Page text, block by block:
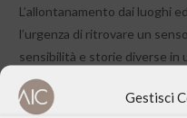
Gestisci
L’allontanamento dai luoghi
l’urgenza di ritrovare un
sensibilità e storie diverse in
L’avvio dell’anno scolastico